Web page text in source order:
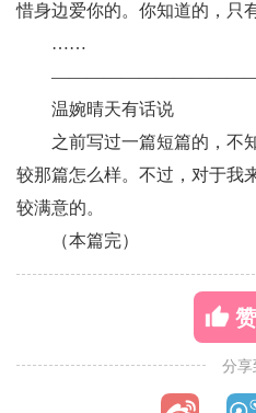
惜身边爱你的。你知道的，
……
温婉晴天有话说
之前写过一篇短篇的，不
较那篇怎么样。不过，对于我
较满意的。
（本篇完）
赞
分享